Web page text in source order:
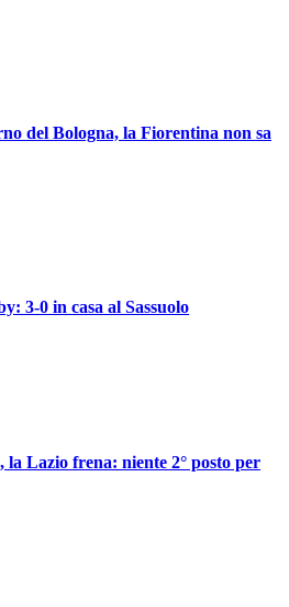
del Bologna, la Fiorentina non sa
3-0 in casa al Sassuolo
Lazio frena: niente 2° posto per